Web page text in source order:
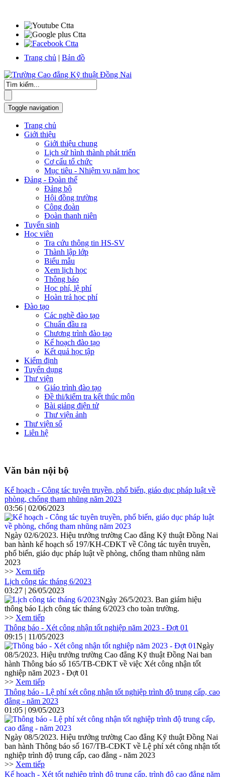
Trang chủ | Bản đồ
Toggle navigation
Trang chủ
Giới thiệu
Giới thiệu chung
Lịch sử hình thành phát triển
Cơ cấu tổ chức
Mục tiêu - Nhiệm vụ năm học
Đảng - Đoàn thể
Đảng bộ
Hội đồng trường
Công đoàn
Đoàn thanh niên
Tuyển sinh
Học viên
Tra cứu thông tin HS-SV
Thành lập lớp
Biểu mẫu
Xem lịch học
Thông báo
Học phí, lệ phí
Hoàn trả học phí
Đào tạo
Các nghề đào tạo
Chuẩn đầu ra
Chương trình đào tạo
Kế hoạch đào tạo
Kết quả học tập
Kiểm định
Tuyển dụng
Thư viện
Giáo trình đào tạo
Đề thi/kiểm tra kết thúc môn
Bài giảng điện tử
Thư viện ảnh
Thư viện số
Liên hệ
Văn bản nội bộ
Kế hoạch - Công tác tuyên truyền, phổ biến, giáo dục pháp luật về
phòng, chống tham nhũng năm 2023
03:56 | 02/06/2023
Ngày 02/6/2023. Hiệu trưởng trường Cao đẳng Kỹ thuật Đồng Nai
ban hành kế hoạch số 197/KH-CĐKT về Công tác tuyên truyền,
phổ biến, giáo dục pháp luật về phòng, chống tham nhũng năm
2023
>> Xem tiếp
Lịch công tác tháng 6/2023
03:27 | 26/05/2023
Ngày 26/5/2023. Ban giám hiệu
thông báo Lịch công tác tháng 6/2023 cho toàn trường.
>> Xem tiếp
Thông báo - Xét công nhận tốt nghiệp năm 2023 - Đợt 01
09:15 | 11/05/2023
Ngày
08/5/2023. Hiệu trưởng trường Cao đẳng Kỹ thuật Đồng Nai ban
hành Thông báo số 165/TB-CĐKT về việc Xét công nhận tốt
nghiệp năm 2023 - Đợt 01
>> Xem tiếp
Thông báo - Lệ phí xét công nhận tốt nghiệp trình độ trung cấp, cao
đẳng - năm 2023
01:05 | 09/05/2023
Ngày 08/5/2023. Hiệu trưởng trường Cao đẳng Kỹ thuật Đồng Nai
ban hành Thông báo số 167/TB-CĐKT về Lệ phí xét công nhận tốt
nghiệp trình độ trung cấp, cao đẳng - năm 2023
>> Xem tiếp
Kế hoạch - Xét tốt nghiệp trình độ trung cấp, trình độ cao đẳng năm